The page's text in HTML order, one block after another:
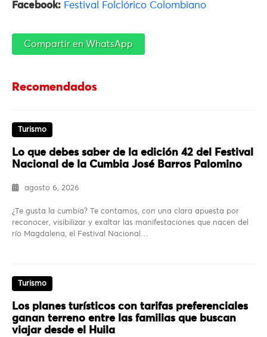
Facebook: Festival Folclórico Colombiano
Compartir en WhatsApp
Recomendados
Turismo
Lo que debes saber de la edición 42 del Festival
Nacional de la Cumbia José Barros Palomino
agosto 6, 2026
¿Te gusta la cumbia? Te contamos, con una clara apuesta por
reconocer, visibilizar y exaltar las manifestaciones que nacen del
río Magdalena, el Festival Nacional…
Turismo
Los planes turísticos con tarifas preferenciales
ganan terreno entre las familias que buscan
viajar desde el Huila